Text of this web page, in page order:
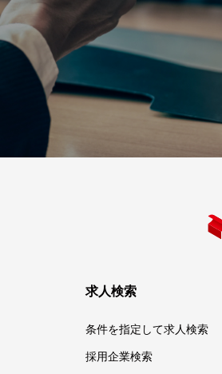
求人検索
条件を指定して求人検索
採用企業検索